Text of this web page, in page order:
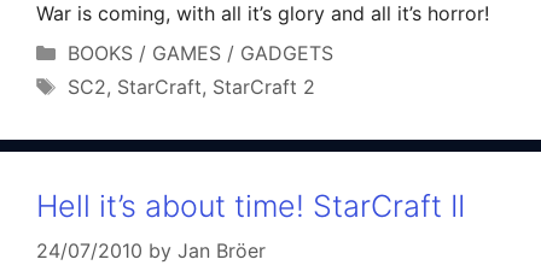
War is coming, with all it’s glory and all it’s horror!
Categories
BOOKS / GAMES / GADGETS
Tags
SC2, StarCraft, StarCraft 2
Hell it’s about time! StarCraft II
24/07/2010 by Jan Bröer